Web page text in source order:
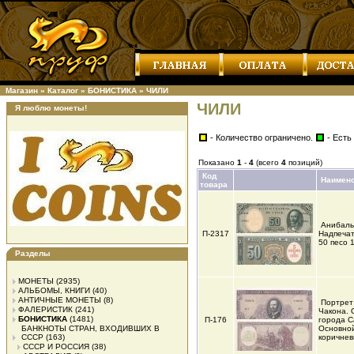
Магазин » Каталог » БОНИСТИКА » ЧИЛИ
Я люблю монеты!
Разделы
МОНЕТЫ (2935)
АЛЬБОМЫ, КНИГИ (40)
АНТИЧНЫЕ МОНЕТЫ (8)
ФАЛЕРИСТИК (241)
БОНИСТИКА (1481)
БАНКНОТЫ СТРАН, ВХОДИВШИХ В
СССР (163)
СССР И РОССИЯ (38)
ЧИЛИ
- Количество ограничено. - Есть
Показано 1 - 4 (всего 4 позиций)
Код
товара
П-2317
50 песо
П-176
Чакона.
города